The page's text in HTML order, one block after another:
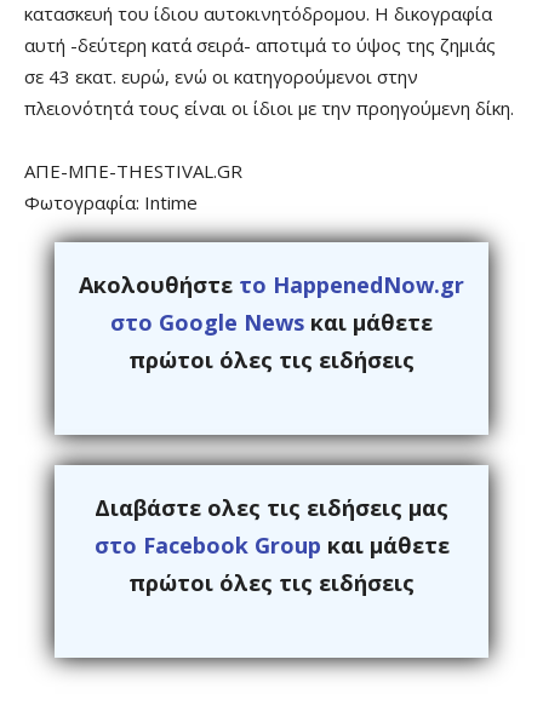
κατασκευή του ίδιου αυτοκινητόδρομου. Η δικογραφία
αυτή -δεύτερη κατά σειρά- αποτιμά το ύψος της ζημιάς
σε 43 εκατ. ευρώ, ενώ οι κατηγορούμενοι στην
πλειονότητά τους είναι οι ίδιοι με την προηγούμενη δίκη.
ΑΠΕ-ΜΠΕ-THESTIVAL.GR
Φωτογραφία: Intime
Ακολουθήστε το HappenedNow.gr
στο Google News και μάθετε
πρώτοι όλες τις ειδήσεις
Διαβάστε ολες τις ειδήσεις μας
στο Facebook Group και μάθετε
πρώτοι όλες τις ειδήσεις